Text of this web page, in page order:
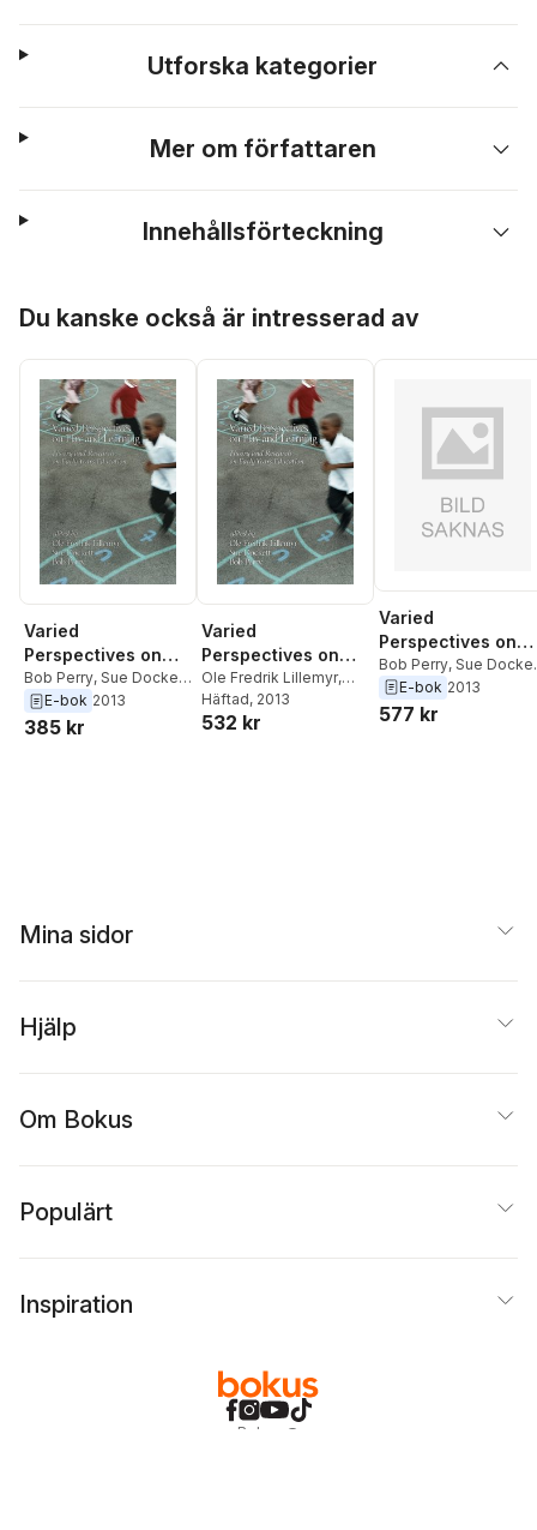
Utforska kategorier
Mer om författaren
Innehållsförteckning
Du kanske också är intresserad av
Varied
Perspectives on
Play and Learning
Bob Perry, Sue Dockett ,
Ole Fredrik Lillemyr
E-bok 2013
385 kr
Varied
Perspectives on
Play and Learning
Ole Fredrik Lillemyr,
Sue Dockett
Häftad, 2013
532 kr
Varied
Perspectives on
Play and Learning
Bob Perry, Sue
Ole Fredrik Lillemyr
E-bok 2013
577 kr
Mina sidor
Hjälp
Om Bokus
Populärt
Inspiration
Bokus
@